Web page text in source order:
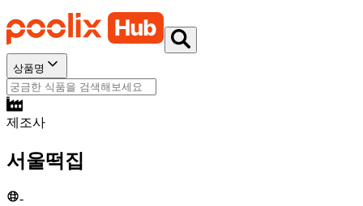
상품명
제조사
서울떡집
-